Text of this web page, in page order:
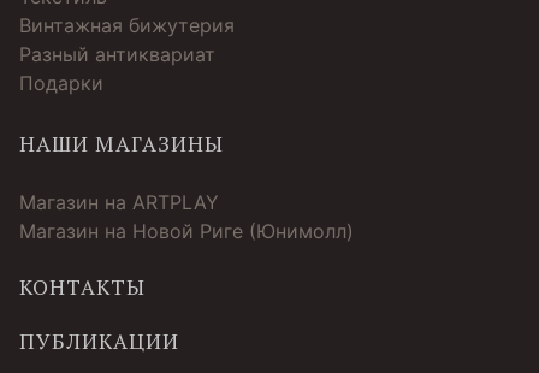
Винтажная бижутерия
Разный антиквариат
Подарки
НАШИ МАГАЗИНЫ
Магазин на ARTPLAY
Магазин на Новой Риге (Юнимолл)
КОНТАКТЫ
ПУБЛИКАЦИИ